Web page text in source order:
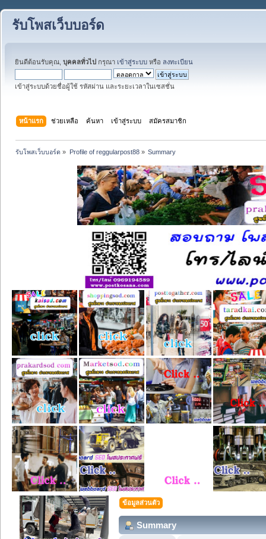
รับโพสเว็บบอร์ด
ยินดีต้อนรับคุณ, บุคคลทั่วไป กรุณา เข้าสู่ระบบ หรือ ลงทะเบียน
เข้าสู่ระบบด้วยชื่อผู้ใช้ รหัสผ่าน และระยะเวลาในเซสชั่น
หน้าแรก ช่วยเหลือ ค้นหา เข้าสู่ระบบ สมัครสมาชิก
รับโพสเว็บบอร์ด » Profile of reggularpost88» Summary
ข้อมูลส่วนตัว
Summary